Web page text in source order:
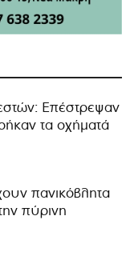
Επέστρεψαν
τα οχήματά
πανικόβλητα
πύρινη